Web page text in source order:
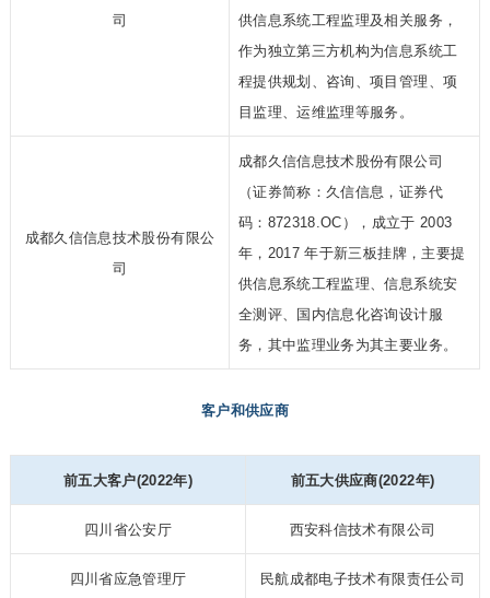
司
供信息系统工程监理及相关服务，
作为独立第三方机构为信息系统工
程提供规划、咨询、项目管理、项
目监理、运维监理等服务。
成都久信信息技术股份有限公
司
成都久信信息技术股份有限公司
（证券简称：久信信息，证券代
码：872318.OC），成立于 2003
年，2017 年于新三板挂牌，主要提
供信息系统工程监理、信息系统安
全测评、国内信息化咨询设计服
务，其中监理业务为其主要业务。
客户和供应商
前五大客户(2022年) 前五大供应商(2022年)
四川省公安厅 西安科信技术有限公司
四川省应急管理厅 民航成都电子技术有限责任公司